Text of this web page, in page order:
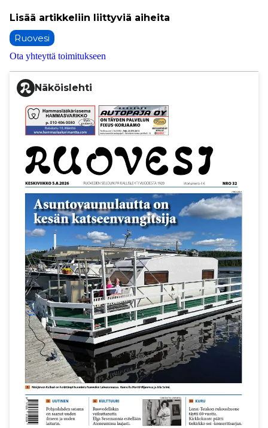
Ruovesi
Ota yhteyttä toimitukseen
Näköislehti